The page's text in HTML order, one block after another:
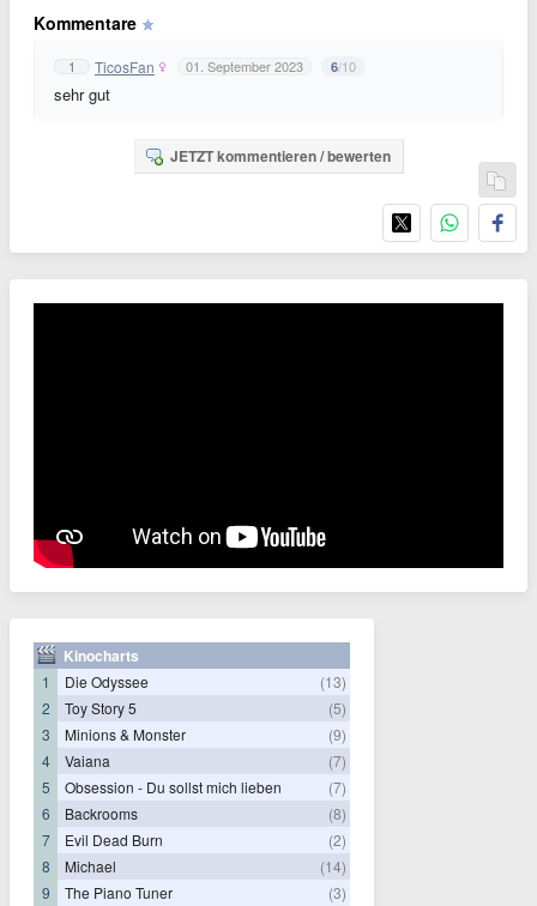
Kommentare
1 TicosFan 01. September 2023 6/10
sehr gut
JETZT kommentieren / bewerten
Kinocharts
1 Die Odyssee
(13)
2
Toy Story 5
(5)
3
Minions & Monster
(9)
4
Vaiana
(7)
5
Obsession - Du sollst mich lieben
(7)
6
Backrooms
(8)
7
Evil Dead Burn
(2)
8
Michael
(14)
9
The Piano Tuner
(3)